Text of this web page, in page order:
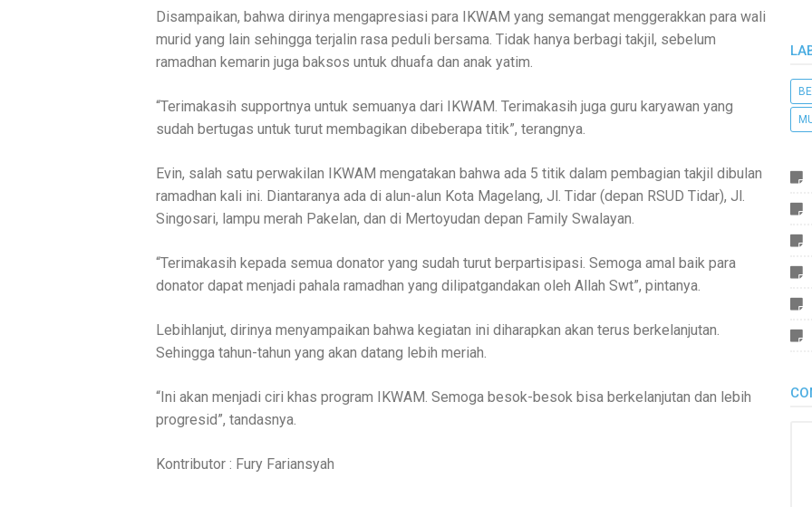
Disampaikan, bahwa dirinya mengapresiasi para IKWAM yang semangat menggerakkan para wali
murid yang lain sehingga terjalin rasa peduli bersama. Tidak hanya berbagi takjil, sebelum
ramadhan kemarin juga baksos untuk dhuafa dan anak yatim.
“Terimakasih supportnya untuk semuanya dari IKWAM. Terimakasih juga guru karyawan yang
sudah bertugas untuk turut membagikan dibeberapa titik”, terangnya.
Evin, salah satu perwakilan IKWAM mengatakan bahwa ada 5 titik dalam pembagian takjil dibulan
ramadhan kali ini. Diantaranya ada di alun-alun Kota Magelang, Jl. Tidar (depan RSUD Tidar), Jl.
Singosari, lampu merah Pakelan, dan di Mertoyudan depan Family Swalayan.
“Terimakasih kepada semua donator yang sudah turut berpartisipasi. Semoga amal baik para
donator dapat menjadi pahala ramadhan yang dilipatgandakan oleh Allah Swt”, pintanya.
Lebihlanjut, dirinya menyampaikan bahwa kegiatan ini diharapkan akan terus berkelanjutan.
Sehingga tahun-tahun yang akan datang lebih meriah.
“Ini akan menjadi ciri khas program IKWAM. Semoga besok-besok bisa berkelanjutan dan lebih
progresid”, tandasnya.
Kontributor : Fury Fariansyah